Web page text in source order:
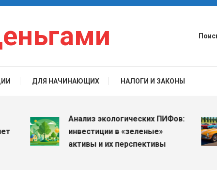
ДЛЯ НАЧИНАЮЩИХ НАЛОГИ И ЗАКОНЫ
Анализ экологических ПИФов:
инвестиции в «зеленые»
активы и их перспективы